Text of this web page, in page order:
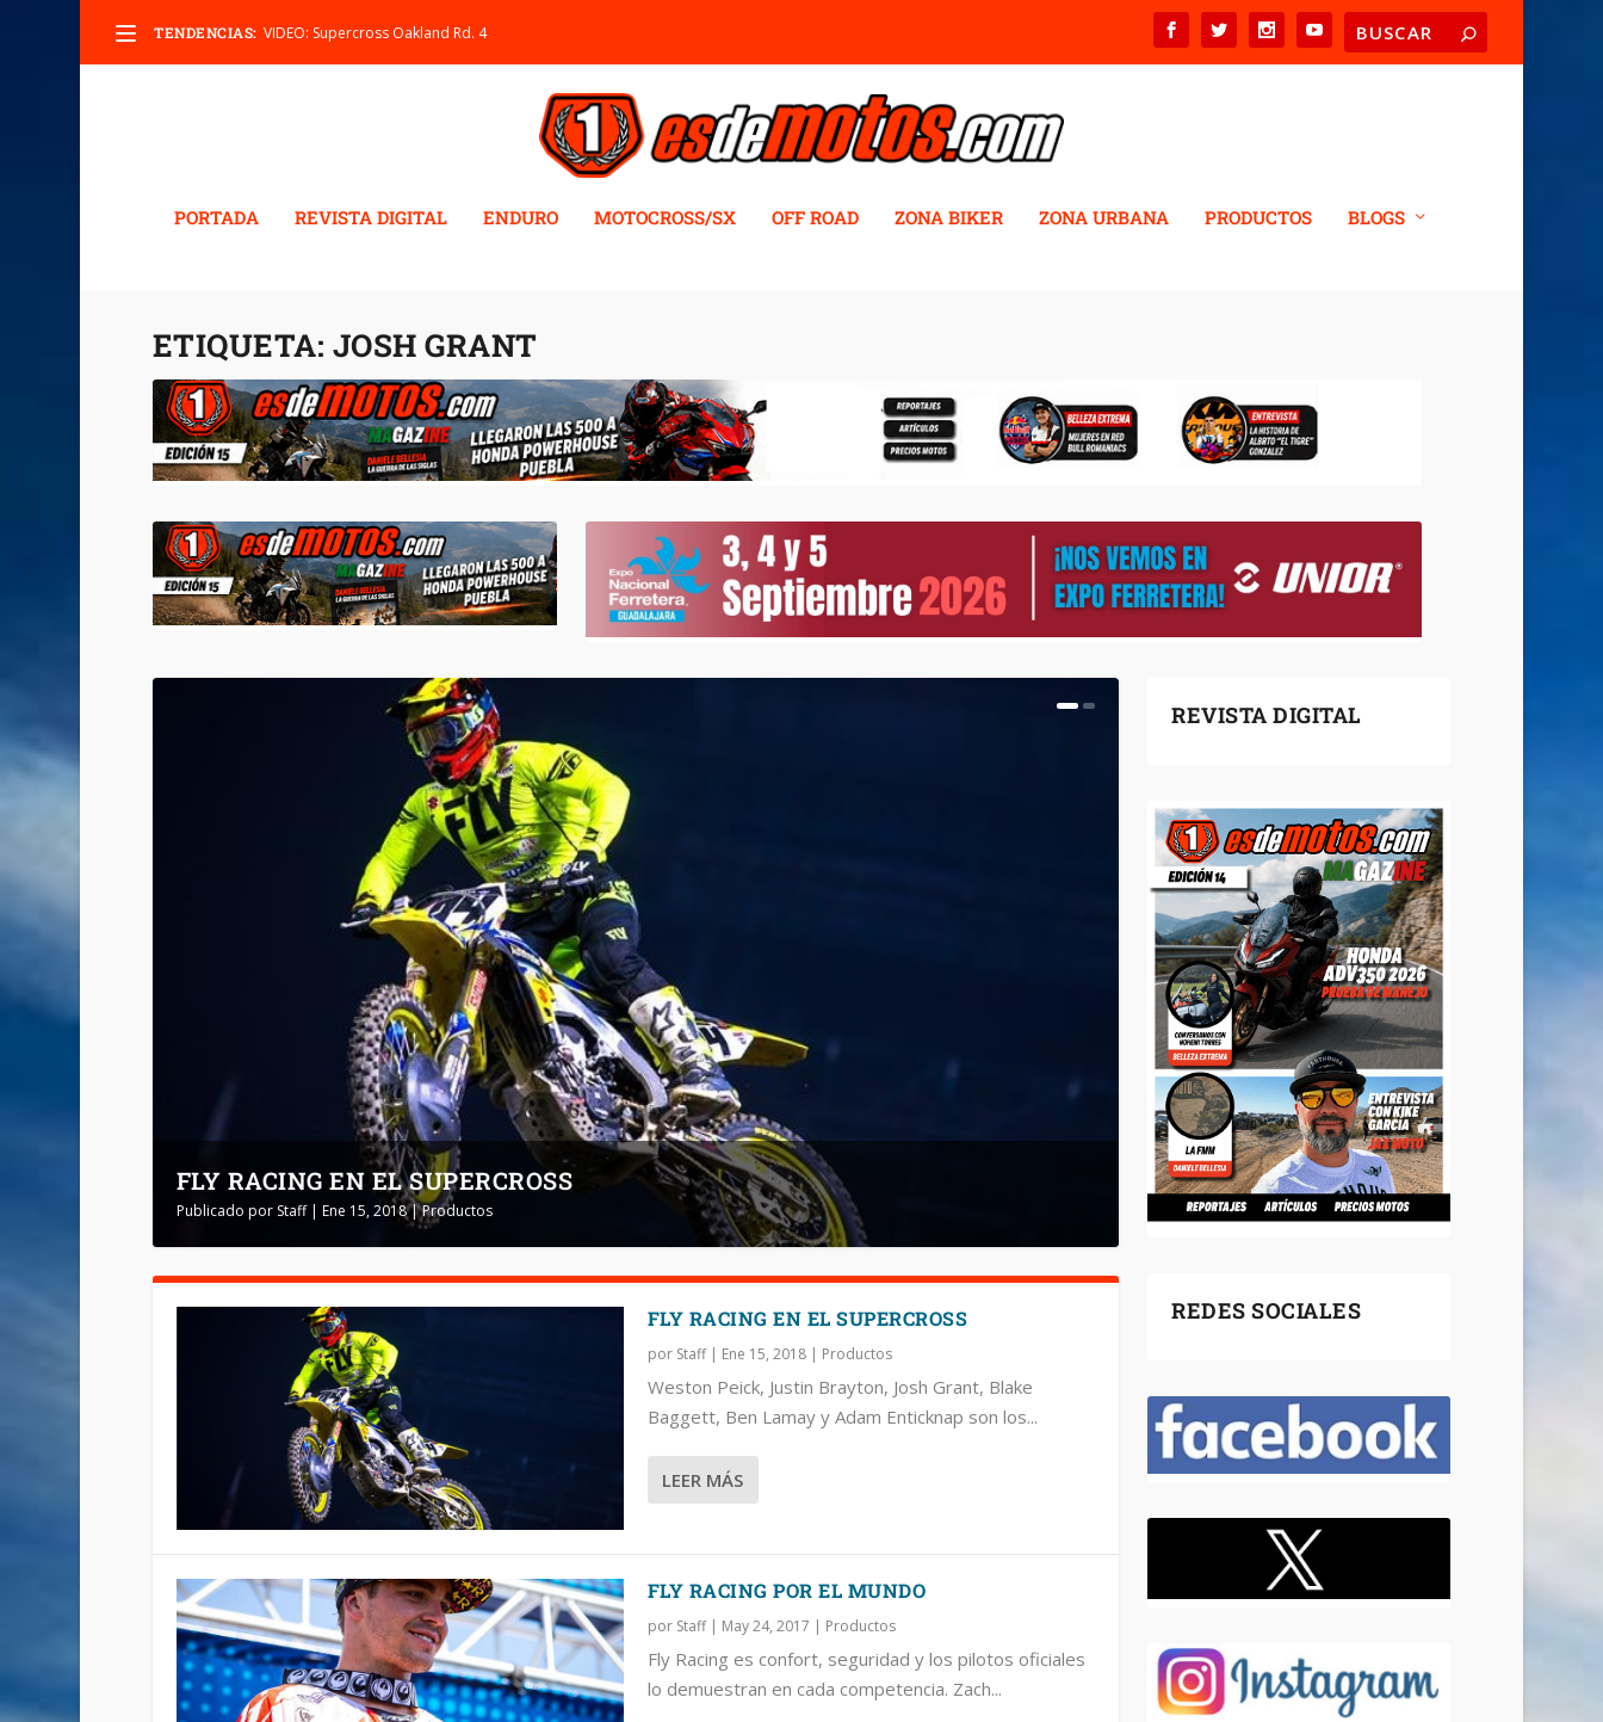
TENDENCIAS: VIDEO: Supercross Oakland Rd. 4
PORTADA REVISTA DIGITAL ENDURO MOTOCROSS/SX OFF ROAD ZONA BIKER ZONA URBANA PRODUCTOS BLOGS
ETIQUETA: JOSH GRANT
FLY RACING EN EL SUPERCROSS
Publicado por Staff| Ene 15, 2018|Productos
FLY RACING EN EL SUPERCROSS
por Staff| Ene 15, 2018| Productos
Weston Peick, Justin Brayton, Josh Grant, Blake
Baggett, Ben Lamay y Adam Enticknap son los...
LEER MÁS
FLY RACING POR EL MUNDO
por Staff| May 24, 2017 | Productos
Fly Racing es confort, seguridad y los pilotos oficiales
lo demuestran en cada competencia. Zach...
REVISTA DIGITAL
REDES SOCIALES